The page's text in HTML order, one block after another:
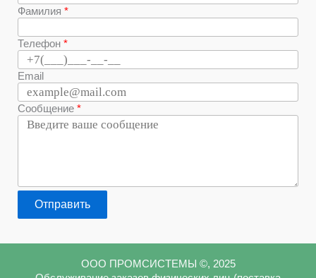
Фамилия
Телефон
Email
Сообщение
Отправить
ООО ПРОМСИСТЕМЫ ©, 2025